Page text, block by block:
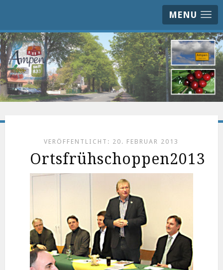
MENU
VERÖFFENTLICHT: 20. FEBRUAR 2013
Ortsfrühschoppen2013